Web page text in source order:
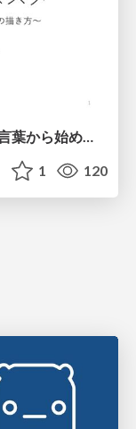
言葉の格闘技のススメ～紙とペンと言葉から始める、キャリアの描き方～
1 120